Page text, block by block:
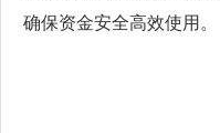
确保资金安全高效使用。